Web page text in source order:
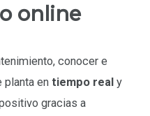
online
conocer e
planta en tiempo real y
gracias a